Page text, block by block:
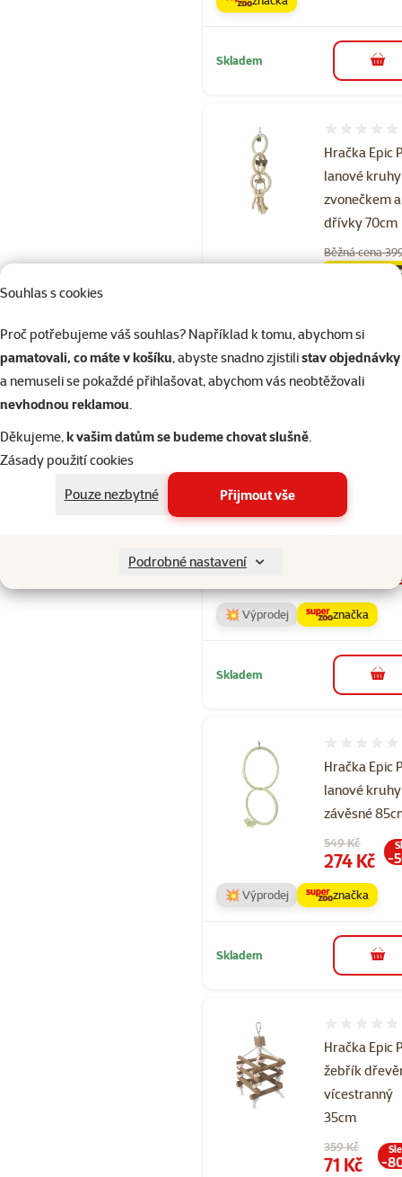
Souhlas s cookies
Proč potřebujeme váš souhlas? Například k tomu, abychom si
pamatovali, co máte v košíku, abyste snadno zjistilistav objednávky
a nemuseli se pokaždé přihlašovat, abychom vás neobtěžovali
nevhodnou reklamou.
Děkujeme,k vašim datům se budeme chovat slušně.
Zásady použití cookies
Pouze nezbytné
Přijmout vše
Podrobné nastavení
Skladem do
Hračka Epic
lanové
zvonečkem a
dřívky 70cm
Běžná cena
závěsný
dřevěný
-
💥 Výprodej značka
Skladem do
Hračka Epic
lanové kruhy
závěsné
Původní cena
549 Kč
Cena
274 Kč -
💥 Výprodej značka
Skladem do
Hračka Epic
žebřík
vícestranný
35cm
Původní cena
359 Kč
Cena
71 Kč -